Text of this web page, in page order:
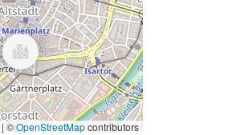
|©OpenStreetMapcontributors